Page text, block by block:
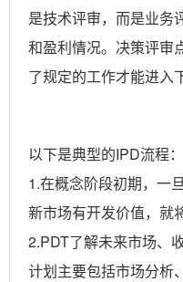
是技术评审，而是业务
和盈利情况。决策评审
了规定的工作才能进入
以下是典型的IPD流程：
1.在概念阶段初期，一
新市场有开发价值，就
2.PDT了解未来市场、
计划主要包括市场分析